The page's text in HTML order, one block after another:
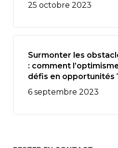
25 octobre 2023
Surmonter les
: comment
défis en opportunités
6 septembre 2023